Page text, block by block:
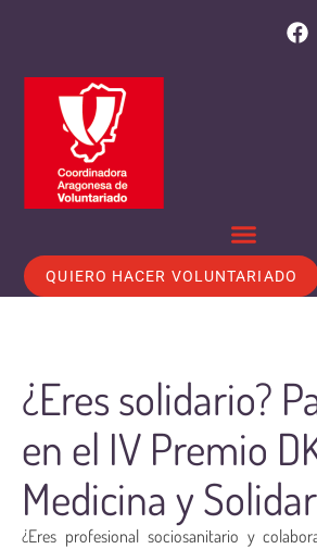
QUIERO HACER VOLUNTARIADO
¿Eres solidario?
en el IV Premio
Medicina y
¿Eres profesional sociosanitario y